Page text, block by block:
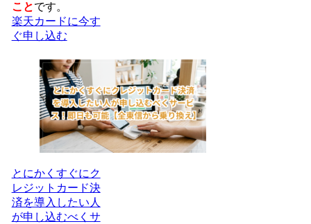
ことです。
楽天カードに今す
ぐ申し込む
とにかくすぐにク
レジットカード決
済を導入したい人
が申し込むべくサ